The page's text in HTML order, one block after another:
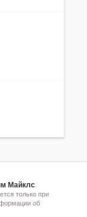
Майклс
только при
об